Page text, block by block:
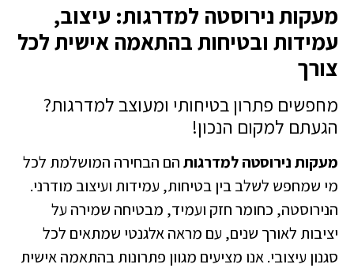
נירוסטה למדרגות: עיצוב,
ובטיחות בהתאמה אישית לכל
פתרון בטיחותי ומעוצב למדרגות?
למקום הנכון!
נירוסטה למדרגותהם הבחירה המושלמת לכל
שמחפש לשלב בין בטיחות, עמידות ועיצוב מודרני.
כחומר חזק ועמיד, מבטיחה שמירה על
לאורך שנים, עם מראה אלגנטי שמתאים לכל
עיצובי. אנו מציעים מגוון פתרונות בהתאמה אישית